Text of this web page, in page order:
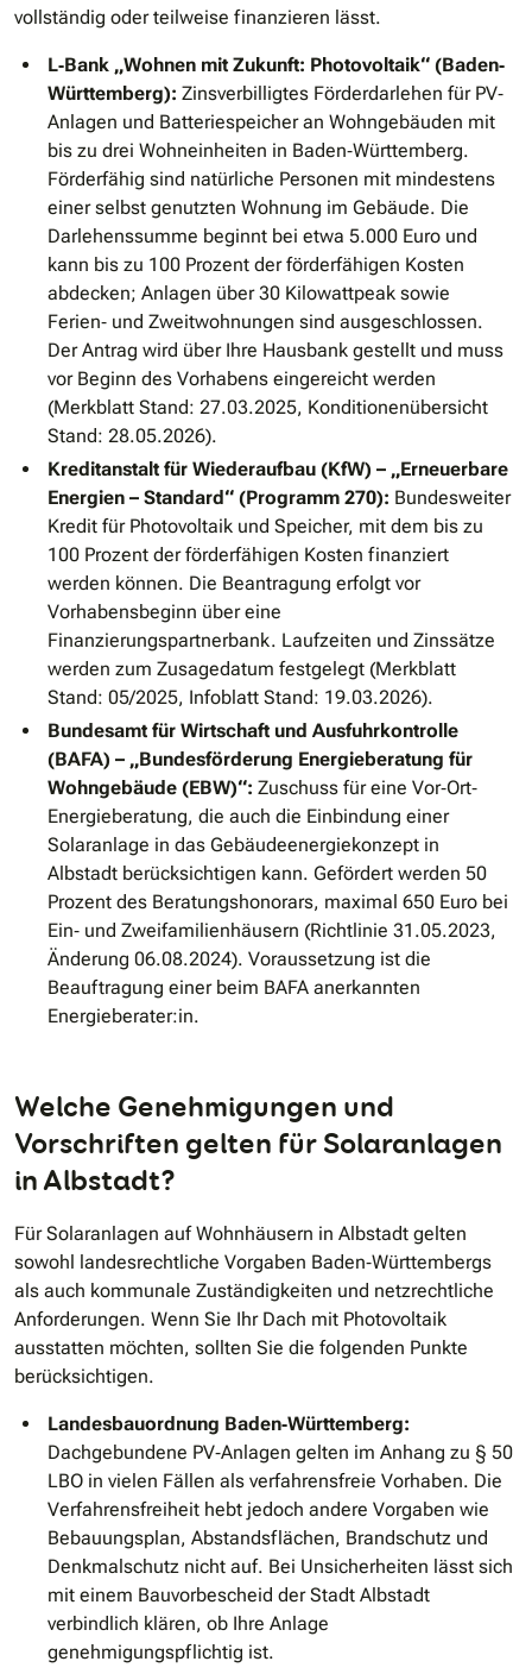
vollständig oder teilweise finanzieren lässt.
L‐Bank „Wohnen mit Zukunft: Photovoltaik“ (Baden‐
Württemberg): Zinsverbilligtes Förderdarlehen für PV‐
Anlagen und Batteriespeicher an Wohngebäuden mit
bis zu drei Wohneinheiten in Baden‐Württemberg.
Förderfähig sind natürliche Personen mit mindestens
einer selbst genutzten Wohnung im Gebäude. Die
Darlehenssumme beginnt bei etwa 5.000 Euro und
kann bis zu 100 Prozent der förderfähigen Kosten
abdecken; Anlagen über 30 Kilowattpeak sowie
Ferien‐ und Zweitwohnungen sind ausgeschlossen.
Der Antrag wird über Ihre Hausbank gestellt und muss
vor Beginn des Vorhabens eingereicht werden
(Merkblatt Stand: 27.03.2025, Konditionenübersicht
Stand: 28.05.2026).
Kreditanstalt für Wiederaufbau (KfW) – „Erneuerbare
Energien – Standard“ (Programm 270): Bundesweiter
Kredit für Photovoltaik und Speicher, mit dem bis zu
100 Prozent der förderfähigen Kosten finanziert
werden können. Die Beantragung erfolgt vor
Vorhabensbeginn über eine
Finanzierungspartnerbank. Laufzeiten und Zinssätze
werden zum Zusagedatum festgelegt (Merkblatt
Stand: 05/2025, Infoblatt Stand: 19.03.2026).
Bundesamt für Wirtschaft und Ausfuhrkontrolle
(BAFA) – „Bundesförderung Energieberatung für
Wohngebäude (EBW)“: Zuschuss für eine Vor‐Ort‐
Energieberatung, die auch die Einbindung einer
Solaranlage in das Gebäudeenergiekonzept in
Albstadt berücksichtigen kann. Gefördert werden 50
Prozent des Beratungshonorars, maximal 650 Euro bei
Ein‐ und Zweifamilienhäusern (Richtlinie 31.05.2023,
Änderung 06.08.2024). Voraussetzung ist die
Beauftragung einer beim BAFA anerkannten
Energieberater:in.
Welche Genehmigungen und
Vorschriften gelten für Solaranlagen
in Albstadt?
Für Solaranlagen auf Wohnhäusern in Albstadt gelten
sowohl landesrechtliche Vorgaben Baden‐Württembergs
als auch kommunale Zuständigkeiten und netzrechtliche
Anforderungen. Wenn Sie Ihr Dach mit Photovoltaik
ausstatten möchten, sollten Sie die folgenden Punkte
berücksichtigen.
Landesbauordnung Baden‐Württemberg:
Dachgebundene PV‐Anlagen gelten im Anhang zu § 50
LBO in vielen Fällen als verfahrensfreie Vorhaben. Die
Verfahrensfreiheit hebt jedoch andere Vorgaben wie
Bebauungsplan, Abstandsflächen, Brandschutz und
Denkmalschutz nicht auf. Bei Unsicherheiten lässt sich
mit einem Bauvorbescheid der Stadt Albstadt
verbindlich klären, ob Ihre Anlage
genehmigungspflichtig ist.